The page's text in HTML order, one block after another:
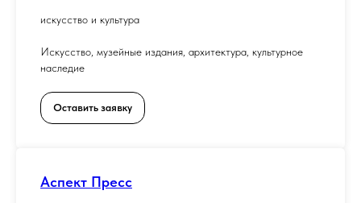
искусство и культура
Искусство, музейные издания, архитектура, культурное
наследие
Оставить заявку
Аспект Пресс